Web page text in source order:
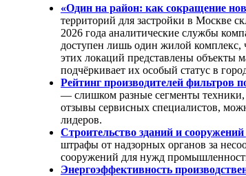
«Один на район: как сокращение
территорий для застройки в Москве
2026 года аналитические службы
доступен лишь один жилой
этих локаций представлены объекты
подчёркивает их особый статус в
Рейтинг производителей фильтров
— слишком разные сегменты техники,
отзывы сервисных специалистов,
лидеров.
Строительство зданий и
штрафы от надзорных органов за
сооружений для нужд
Энергоэффективность